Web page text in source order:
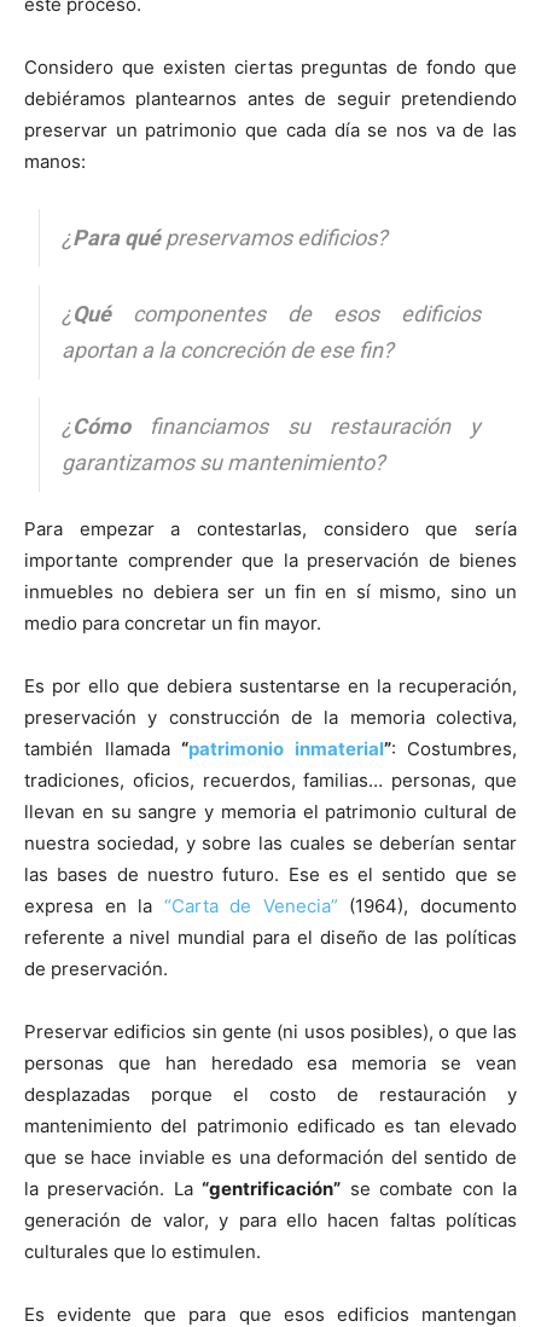
Considero que existen ciertas preguntas de fondo que
debiéramos plantearnos antes de seguir pretendiendo
preservar un patrimonio que cada día se nos va de las
manos:
¿Para quépreservamos edificios?
¿Quécomponentes de esos edificios
aportan a la concreción de ese fin?
¿Cómofinanciamos su restauración y
garantizamos su mantenimiento?
Para empezar a contestarlas, considero que sería
importante comprender que la preservación de bienes
inmuebles no debiera ser un fin en sí mismo, sino un
medio para concretar un fin mayor.
Es por ello que debiera sustentarse en la recuperación,
preservación y construcción de la memoria colectiva,
también llamada “patrimonio inmaterial”: Costumbres,
tradiciones, oficios, recuerdos, familias… personas, que
llevan en su sangre y memoria el patrimonio cultural de
nuestra sociedad, y sobre las cuales se deberían sentar
las bases de nuestro futuro. Ese es el sentido que se
expresa en la “Carta de Venecia” (1964), documento
referente a nivel mundial para el diseño de las políticas
de preservación.
Preservar edificios sin gente (ni usos posibles), o que las
personas que han heredado esa memoria se vean
desplazadas porque el costo de restauración y
mantenimiento del patrimonio edificado es tan elevado
que se hace inviable es una deformación del sentido de
la preservación. La“gentrificación” se combate con la
generación de valor, y para ello hacen faltas políticas
culturales que lo estimulen.
Es evidente que para que esos edificios mantengan